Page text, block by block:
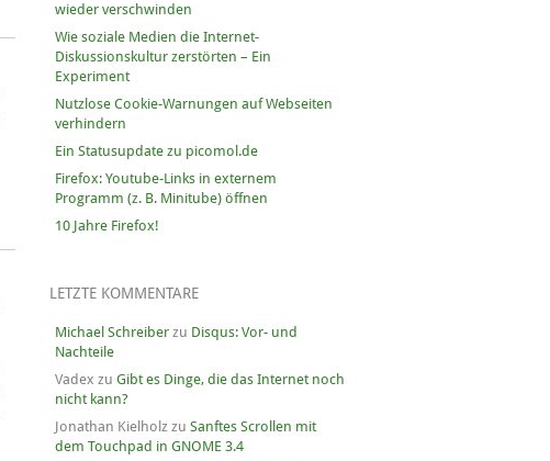
wieder verschwinden
Wie soziale Medien die Internet-
Diskussionskultur zerstörten – Ein
Experiment
Nutzlose Cookie-Warnungen auf Webseiten
verhindern
Ein Statusupdate zu picomol.de
Firefox: Youtube-Links in externem
Programm (z. B. Minitube) öffnen
10 Jahre Firefox!
LETZTE KOMMENTARE
Michael Schreiber zu Disqus: Vor- und
Nachteile
Vadex zuGibt es Dinge, die das Internet noch
nicht kann?
Jonathan Kielholz zuSanftes Scrollen mit
dem Touchpad in GNOME 3.4